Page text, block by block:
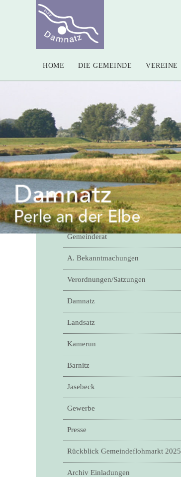
HOME DIE GEMEINDE VEREINE
Gemeinderat
A. Bekanntmachungen
Verordnungen/Satzungen
Damnatz
Landsatz
Kamerun
Barnitz
Jasebeck
Gewerbe
Presse
Rückblick Gemeindeflohmarkt 2025
Archiv Einladungen